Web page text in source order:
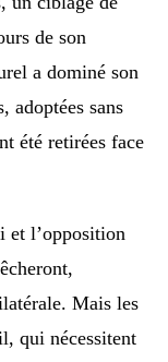
de son
a dominé son
adoptées sans
été retirées face
et l’opposition
Mais les
qui nécessitent